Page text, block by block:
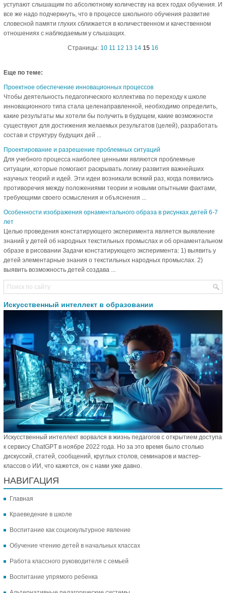
уступают слышащим по абсолютному количеству на всех годах обучения. И
все же надо подчеркнуть, что в процессе школьного обучения развитие
словесной памяти глухих сближается в количественном и качественном
отношениях с наблюдаемым у слышащих.
Страницы: 10 11 12 13 14 15 16
Еще по теме:
Проектное обеспечение инновационных процессов
Чтобы деятельность педагогического коллектива по переходу к школе
инновационного типа стала целенаправленной, необходимо определить,
какие результаты мы хотели бы получить в будущем, какие возможности
существуют для достижения желаемых результатов (целей), разработать
состав и структуру будущих дей ...
Проектирование и разрешение проблемных ситуаций
Для учебного процесса наиболее ценными являются проблемные
ситуации, которые помогают раскрывать логику развития важнейших
научных теорий и идей. Эти идеи возникали всякий раз, когда появились
противоречия между положениями теории и новыми опытными фактами,
требующими своего осмысления и объяснения ...
Особенности изображения орнаментального образа в рисунках детей 6-7
лет
Целью проведения констатирующего эксперимента является выявление
знаний у детей об народных текстильных промыслах и об орнаментальном
образе в рисовании Задачи констатирующего эксперимента: 1) выявить у
детей элементарные знания о текстильных народных промыслах. 2)
выявить возможность детей создава ...
Искусственный интеллект в образовании
Искусственный интеллект ворвался в жизнь педагогов с открытием доступа
к сервису ChatGPT в ноябре 2022 года. Но за это время было столько
дискуссий, статей, сообщений, круглых столов, семинаров и мастер-
классов о ИИ, что кажется, он с нами уже давно.
НАВИГАЦИЯ
Главная
Краеведение в школе
Воспитание как социокультурное явление
Обучение чтению детей в начальных классах
Работа классного руководителя с семьей
Воспитание упрямого ребенка